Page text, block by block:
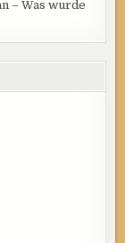
– Was wurde